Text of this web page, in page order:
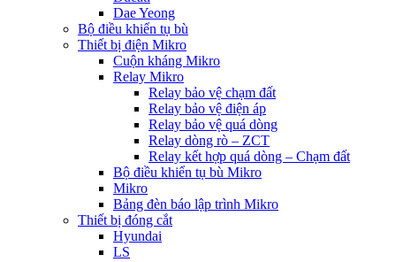
Dae Yeong
Bộ điều khiển tụ bù
Thiết bị điện Mikro
Cuộn kháng Mikro
Relay Mikro
Relay bảo vệ chạm đất
Relay bảo vệ điện áp
Relay bảo vệ quá dòng
Relay dòng rò – ZCT
Relay kết hợp quá dòng – Chạm đất
Bộ điều khiển tụ bù Mikro
Mikro
Bảng đèn báo lập trình Mikro
Thiết bị đóng cắt
Hyundai
LS